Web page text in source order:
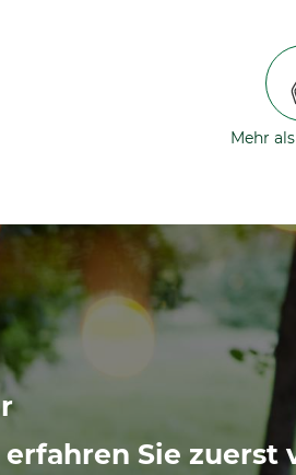
Mehr
Sie zuerst